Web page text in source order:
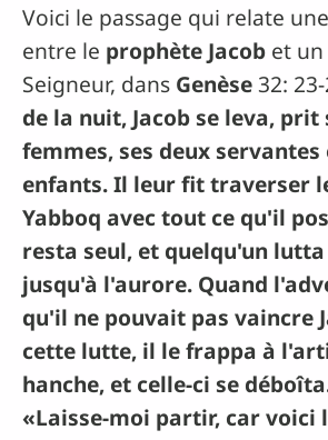
Voici le passage qui relate
entre le prophète Jacob et
Seigneur, dans Genèse32:
de la nuit, Jacob se leva, prit
femmes, ses deux servantes
enfants. Il leur fit traverser
Yabboq avec tout ce qu'il
resta seul, et quelqu'un
jusqu'à l'aurore. Quand
qu'il ne pouvait pas vaincre
cette lutte, il le frappa à
hanche, et celle-ci se
«Laisse-moi partir, car voici